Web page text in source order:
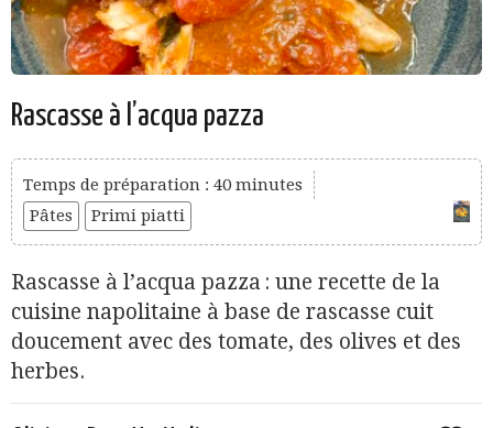
Rascasse à l’acqua pazza
Temps de préparation : 40 minutes
Pâtes
Primi piatti
Rascasse à l’acqua pazza : une recette de la
cuisine napolitaine à base de rascasse cuit
doucement avec des tomate, des olives et des
herbes.